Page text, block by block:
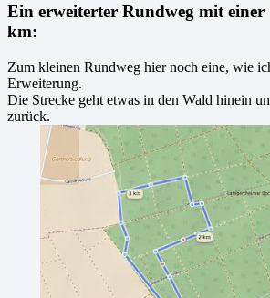
Ein erweiterter Rundweg mit einer
km:
Zum kleinen Rundweg hier noch eine, wie
Erweiterung.
Die Strecke geht etwas in den Wald hinein
zurück.